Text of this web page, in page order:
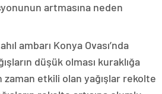
artmasına neden
ambarı Konya Ovası’nda
düşük olması kuraklığa
zaman etkili olan yağışlar rekolte